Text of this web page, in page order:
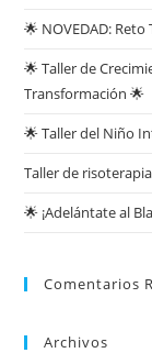
🌟 NOVEDAD:
🌟 Taller de
Transformación 🌟
🌟 Taller del Niño
Taller de risoterapia
🌟 ¡Adelántate al
Comentarios
Archivos